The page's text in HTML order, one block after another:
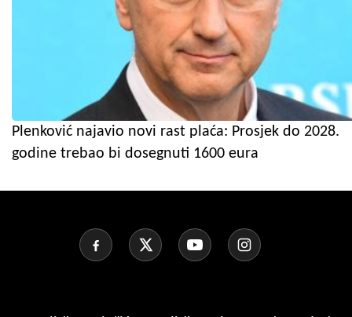
Plenković najavio novi rast plaća: Prosjek do 2028.
godine trebao bi dosegnuti 1600 eura